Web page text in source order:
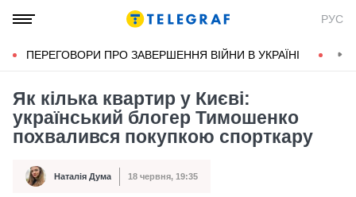
РУС
ПЕРЕГОВОРИ ПРО ЗАВЕРШЕННЯ ВІЙНИ В УКРАЇНІ
Як кілька квартир у Києві:
український блогер Тимошенко
похвалився покупкою спорткару
Автор Наталія Дума
Дата публікації 18 червня, 19:35